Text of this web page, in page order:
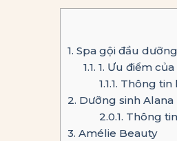
1. Spa gội đầu
1.1. 1. Ưu điểm
1.1.1. Thông tin
2. Dưỡng sinh Alana
2.0.1. Thông
3. Amélie Beauty